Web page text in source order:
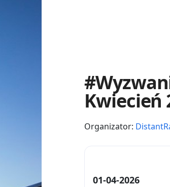
Kwiecień
Organizator:
01-04-2026